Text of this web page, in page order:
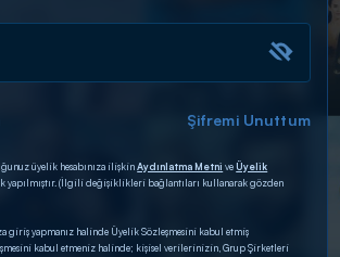
Şifremi Unuttum
üyelik hesabınıza ilişkinAydınlatma Metni veÜyelik
yapılmıştır. (İlgili değişiklikleri bağlantıları kullanarak gözden
giriş yapmanız halinde Üyelik Sözleşmesini kabul etmiş
kabul etmeniz halinde; kişisel verilerinizin, Grup Şirketleri